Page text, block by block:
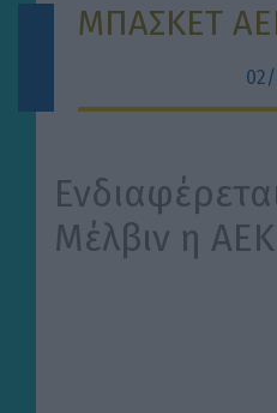
ΜΠΑΣΚΕΤ
Μέλβιν η ΑΕΚ